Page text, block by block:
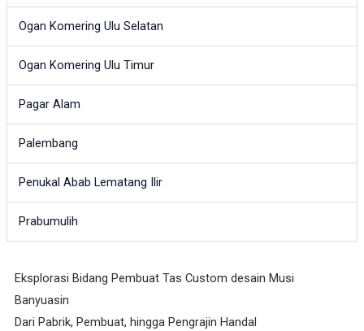
Ogan Komering Ulu Selatan
Ogan Komering Ulu Timur
Pagar Alam
Palembang
Penukal Abab Lematang Ilir
Prabumulih
Eksplorasi Bidang Pembuat Tas Custom desain Musi
Banyuasin
Dari Pabrik, Pembuat, hingga Pengrajin Handal